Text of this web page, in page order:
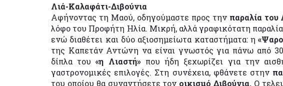
Λιά-Καλαφάτι-Διβούνια
Αφήνοντας τη Μαού, οδηγούμαστε προς την παραλία του
λόφο του Προφήτη Ηλία. Μικρή, αλλά γραφικότατη
ενώ διαθέτει και δύο αξιοσημείωτα καταστήματα: η
της Καπετάν Αντώνη να είναι γνωστός για πάνω από
δίπλα του«η Λιαστή»που ήδη ξεχωρίζει για την
γαστρονομικές επιλογές. Στη συνέχεια, φθάνετε στην
του οποίου θα συναντήσετε τον οικισμό Διβούνια. Ο